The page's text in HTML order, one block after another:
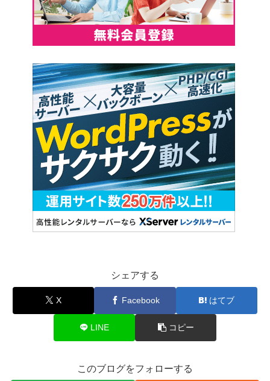
シェアする
X Facebook はてブ
LINE コピー
このブログをフォローする